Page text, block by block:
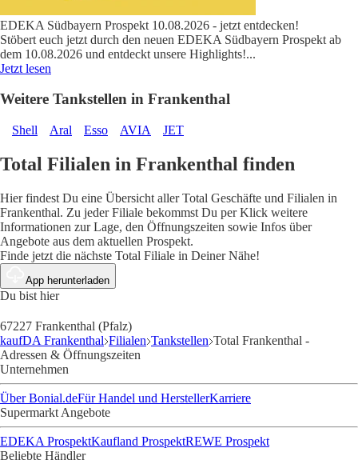
EDEKA Südbayern Prospekt 10.08.2026 - jetzt entdecken!
Stöbert euch jetzt durch den neuen EDEKA Südbayern Prospekt ab
dem 10.08.2026 und entdeckt unsere Highlights!...
Jetzt lesen
Weitere Tankstellen in Frankenthal
Shell Aral Esso AVIA JET
Total Filialen in Frankenthal finden
Hier findest Du eine Übersicht aller Total Geschäfte und Filialen in
Frankenthal. Zu jeder Filiale bekommst Du per Klick weitere
Informationen zur Lage, den Öffnungszeiten sowie Infos über
Angebote aus dem aktuellen Prospekt.
Finde jetzt die nächste Total Filiale in Deiner Nähe!
App herunterladen
Du bist hier
67227 Frankenthal (Pfalz)
kaufDA Frankenthal Filialen Tankstellen Total Frankenthal -
Adressen & Öffnungszeiten
Unternehmen
Über Bonial.deFür Handel und HerstellerKarriere
Supermarkt Angebote
EDEKA ProspektKaufland ProspektREWE Prospekt
Beliebte Händler